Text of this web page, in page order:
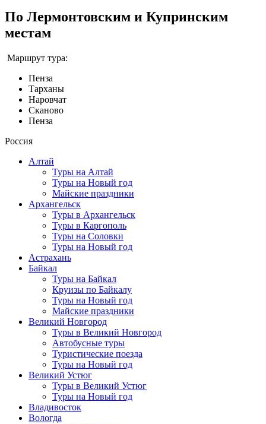
По Лермонтовским и Купринским
местам
Маршрут тура:
Пенза
Тарханы
Наровчат
Сканово
Пенза
Россия
Алтай
Туры на Алтай
Туры на Новый год
Майские праздники
Архангельск
Туры в Архангельск
Туры в Каргополь
Туры на Соловки
Туры на Новый год
Астрахань
Байкал
Туры на Байкал
Круизы по Байкалу
Туры на Новый год
Майские праздники
Великий Новгород
Туры в Великий Новгород
Автобусные туры
Туристические поезда
Туры на Новый год
Великий Устюг
Туры в Великий Устюг
Туры на Новый год
Владивосток
Вологда